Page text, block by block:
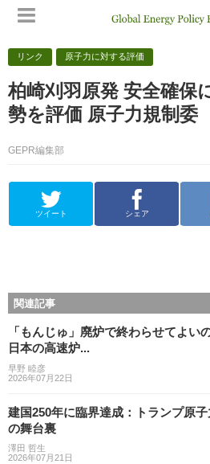
リンク 原子力に対する評価
柏崎刈羽原発 安全確保
勢を評価 原子力規制委
GEPR編集部
ツイート シェア
関連記事
「もんじゅ」廃炉で終わらせてよい
日本の高速炉...
早野 睦彦
2026年07月22日
建国250年に臨界達成：トランプ原
の舞台裏
澤田 哲生
2026年07月21日